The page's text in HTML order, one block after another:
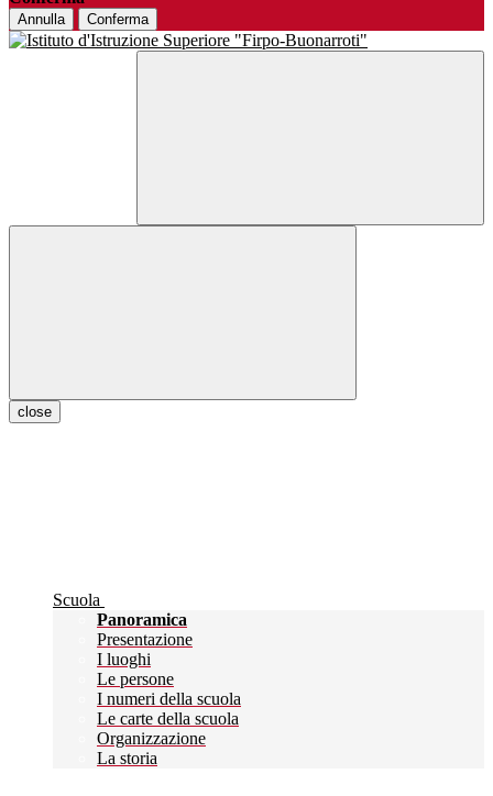
Annulla Conferma
close
Scuola
Panoramica
Presentazione
I luoghi
Le persone
I numeri della scuola
Le carte della scuola
Organizzazione
La storia